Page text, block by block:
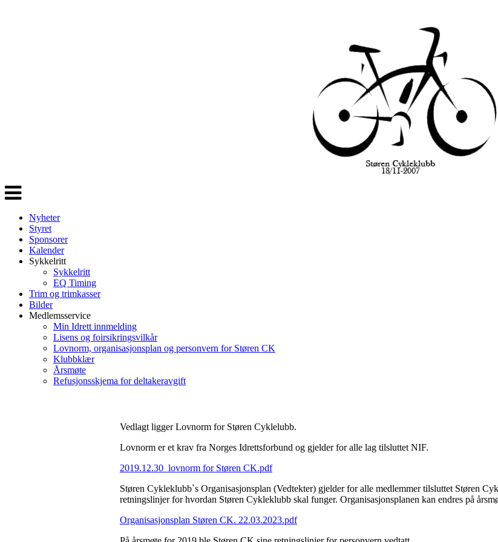
Veksle
navigasjon
Nyheter
Styret
Sponsorer
Kalender
Sykkelritt
Sykkelritt
EQ Timing
Trim og trimkasser
Bilder
Medlemsservice
Min Idrett innmelding
Lisens og foirsikringsvilkår
Lovnorm, organisasjonsplan og personvern for Støren CK
Klubbklær
Årsmøte
Refusjonsskjema for deltakeravgift
Vedlagt ligger Lovnorm for Støren Cyklelubb.
Lovnorm er et krav fra Norges Idrettsforbund og gjelder for alle lag tilsluttet NIF.
2019.12.30_lovnorm for Støren CK.pdf
Støren Cykleklubb`s Organisasjonsplan (Vedtekter) gjelder for alle medlemmer tilsluttet Støren
retningslinjer for hvordan Støren Cykleklubb skal funger. Organisasjonsplanen kan endres på
Organisasjonsplan Støren CK. 22.03.2023.pdf